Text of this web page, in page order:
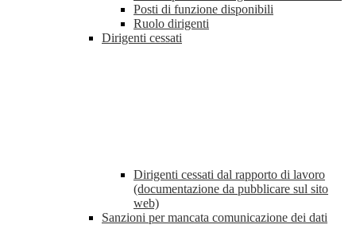
Posti di funzione disponibili
Ruolo dirigenti
Dirigenti cessati
Dirigenti cessati dal rapporto di lavoro
(documentazione da pubblicare sul sito
web)
Sanzioni per mancata comunicazione dei dati